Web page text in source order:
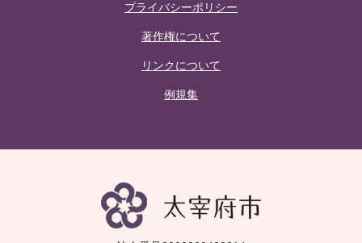
プライバシーポリシー
著作権について
リンクについて
例規集